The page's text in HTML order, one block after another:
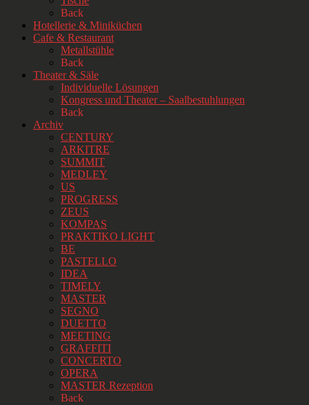
Back
Hotellerie & Miniküchen
Cafe & Restaurant
Metallstühle
Back
Theater & Säle
Individuelle Lösungen
Kongress und Theater – Saalbestuhlungen
Back
Archiv
CENTURY
ARKITRE
SUMMIT
MEDLEY
US
PROGRESS
ZEUS
KOMPAS
PRAKTIKO LIGHT
BE
PASTELLO
IDEA
TIMELY
MASTER
SEGNO
DUETTO
MEETING
GRAFFITI
CONCERTO
OPERA
MASTER Rezeption
Back